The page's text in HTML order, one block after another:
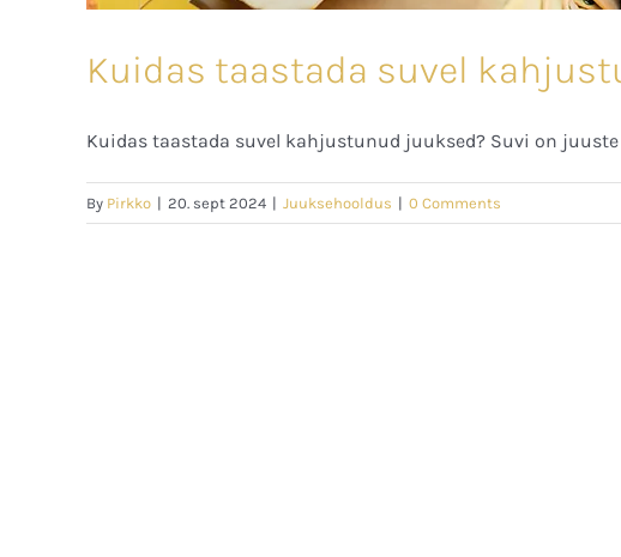
Kuidas taastada suvel
Kuidas taastada suvel kahjustunud juuksed? Suvi on juuste
By Pirkko | 20. sept 2024 | Juuksehooldus | 0 Comments